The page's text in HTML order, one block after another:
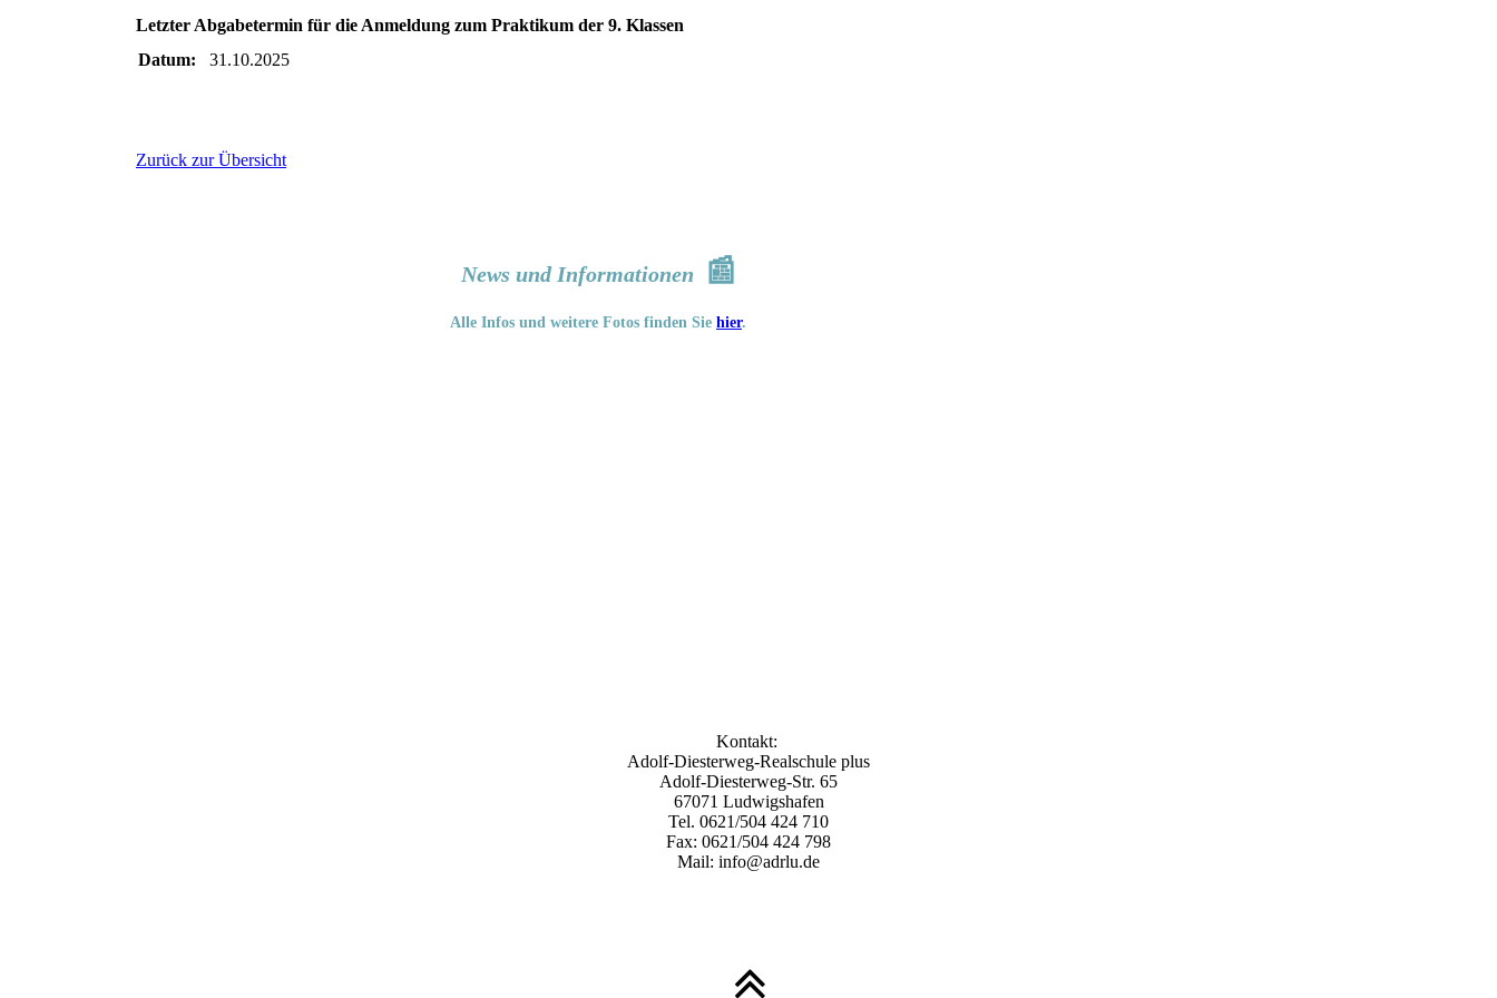
Letzter Abgabetermin für die Anmeldung zum Praktikum der 9. Klassen
Datum:
31.10.2025
Zurück zur Übersicht
News und Informationen 📰
Alle Infos und weitere Fotos finden Sie hier.
Kontakt:
Adolf-Diesterweg-Realschule plus
Adolf-Diesterweg-Str. 65
67071 Ludwigshafen
Tel. 0621/504 424 710
Fax: 0621/504 424 798
Mail: info@adrlu.de